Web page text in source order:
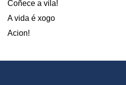
Coñece a vila!
A vida é xogo
Acion!